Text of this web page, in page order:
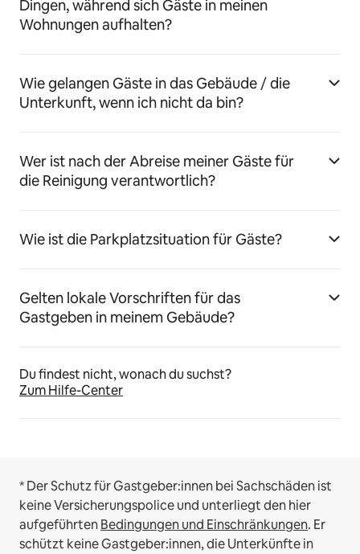
Dingen, während sich Gäste in meinen
Wohnungen aufhalten?
Wie gelangen Gäste in das Gebäude / die
Unterkunft, wenn ich nicht da bin?
Wer ist nach der Abreise meiner Gäste für
die Reinigung verantwortlich?
Wie ist die Parkplatzsituation für Gäste?
Gelten lokale Vorschriften für das
Gastgeben in meinem Gebäude?
Du findest nicht, wonach du suchst?
Zum Hilfe-Center
* Der Schutz für Gastgeber:innen bei Sachschäden ist
keine Versicherungspolice und unterliegt den hier
aufgeführtenBedingungen und Einschränkungen. Er
schützt keine Gastgeber:innen, die Unterkünfte in